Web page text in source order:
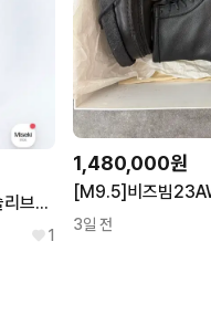
미세키서울 슬랜티드 슬리브리스 탑 블랙1
1
1,480,000원
3일 전